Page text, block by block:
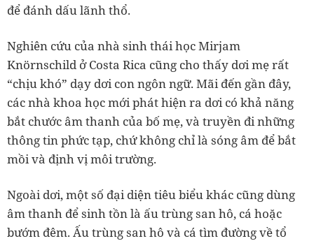
để đánh dấu lãnh thổ.
Nghiên cứu của nhà sinh thái học Mirjam
Knörnschild ở Costa Rica cũng cho thấy dơi mẹ rất
“chịu khó” dạy dơi con ngôn ngữ. Mãi đến gần đây,
các nhà khoa học mới phát hiện ra dơi có khả năng
bắt chước âm thanh của bố mẹ, và truyền đi những
thông tin phức tạp, chứ không chỉ là sóng âm để bắt
mồi và định vị môi trường.
Ngoài dơi, một số đại diện tiêu biểu khác cũng dùng
âm thanh để sinh tồn là ấu trùng san hô, cá hoặc
bướm đêm. Ấu trùng san hô và cá tìm đường về tổ